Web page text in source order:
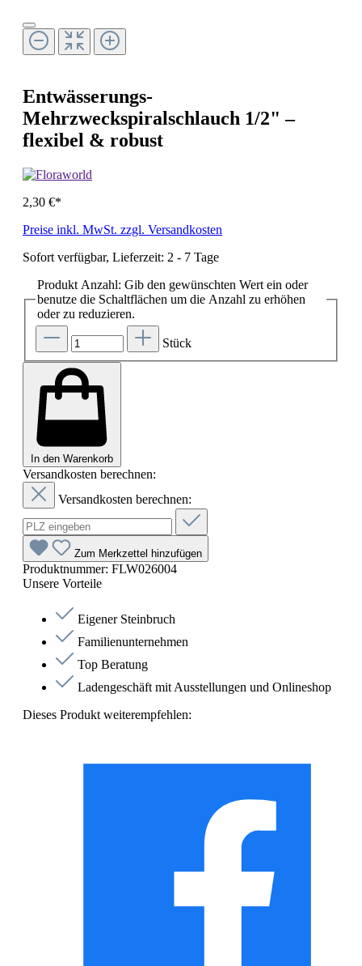
Entwässerungs-
Mehrzweckspiralschlauch 1/2" –
flexibel & robust
2,30 €*
Preise inkl. MwSt. zzgl. Versandkosten
Sofort verfügbar, Lieferzeit: 2 - 7 Tage
Produkt Anzahl: Gib den gewünschten Wert ein oder
benutze die Schaltflächen um die Anzahl zu erhöhen
oder zu reduzieren.
Stück
In den Warenkorb
Versandkosten berechnen:
Versandkosten berechnen:
Zum Merkzettel hinzufügen
Produktnummer: FLW026004
Unsere Vorteile
Eigener Steinbruch
Familienunternehmen
Top Beratung
Ladengeschäft mit Ausstellungen und Onlineshop
Dieses Produkt weiterempfehlen: